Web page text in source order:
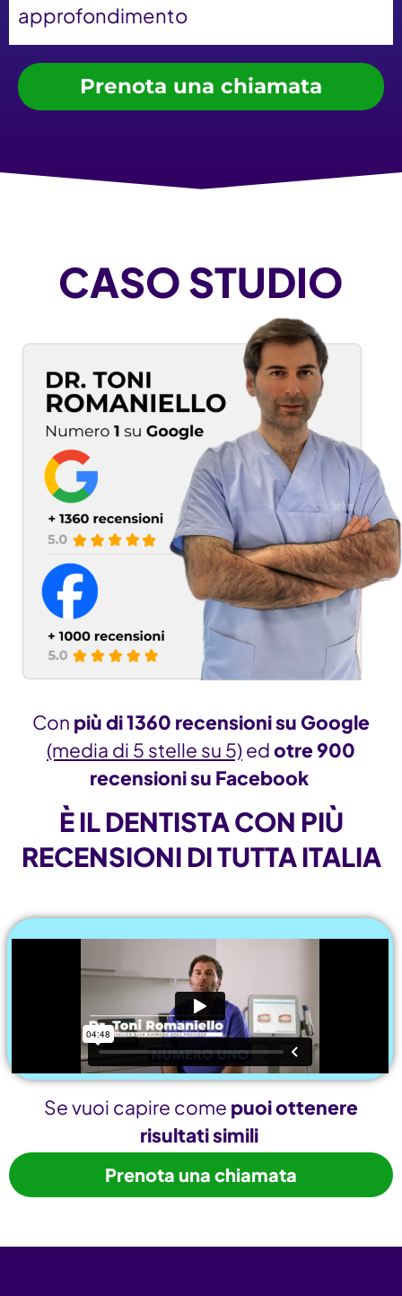
approfondimento
Prenota una chiamata
CASO STUDIO
Con più di 1360 recensioni su Google
(media di 5 stelle su 5)edotre 900
recensioni su Facebook
È IL DENTISTA CON PIÙ
RECENSIONI DI TUTTA ITALIA
Se vuoi capire come puoi ottenere
risultati simili
Prenota una chiamata